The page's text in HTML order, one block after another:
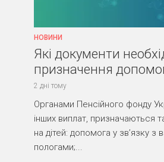
НОВИНИ
Які документи
призначення
2 дні тому
Органами Пенсійного фонду
інших виплат, призначаються
на дітей: допомога у зв’язку з
пологами;...